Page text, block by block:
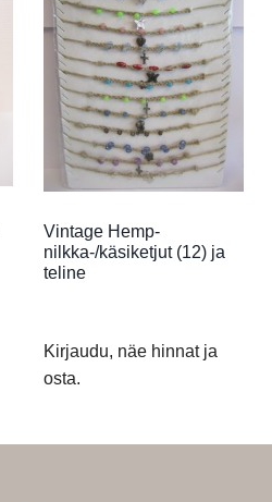
Vintage Hemp-
nilkka-/käsiketjut (12) ja
teline
Kirjaudu, näe hinnat ja
osta.